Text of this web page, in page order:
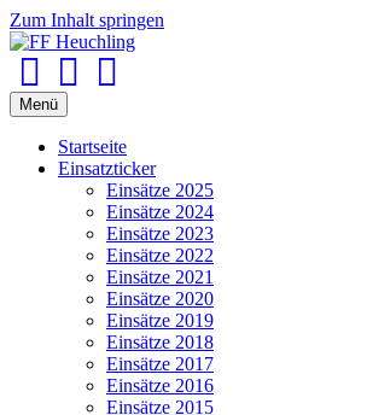
Zum Inhalt springen
Menü
Startseite
Einsatzticker
Einsätze 2025
Einsätze 2024
Einsätze 2023
Einsätze 2022
Einsätze 2021
Einsätze 2020
Einsätze 2019
Einsätze 2018
Einsätze 2017
Einsätze 2016
Einsätze 2015